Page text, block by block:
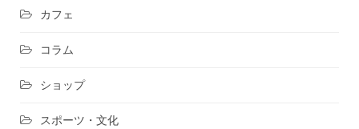
カフェ
コラム
ショップ
スポーツ・文化